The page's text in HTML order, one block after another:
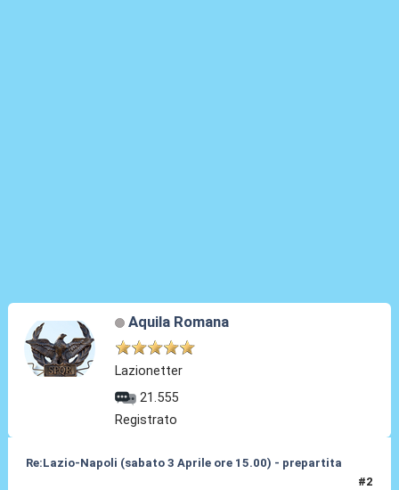
Aquila Romana
Lazionetter
21.555
Registrato
Re:Lazio-Napoli (sabato 3 Aprile ore 15.00) - prepartita
#2